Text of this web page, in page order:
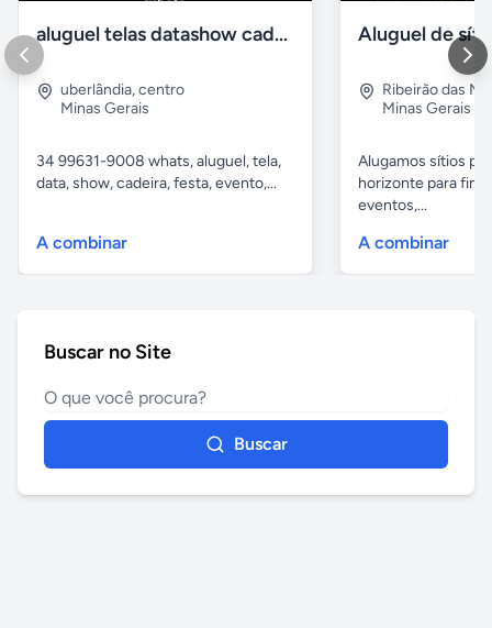
aluguel telas datashow cadeiras uberlândia
uberlândia,centro
Minas Gerais
34 99631-9008 whats, aluguel, tela,
data, show, cadeira, festa, evento,...
A combinar
Ribeirão das
Minas Gerais
Alugamos sítios
horizonte para
eventos,...
A combinar
Buscar no Site
Buscar